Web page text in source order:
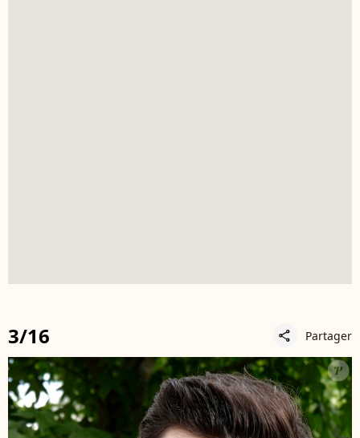
3/16 share Partager